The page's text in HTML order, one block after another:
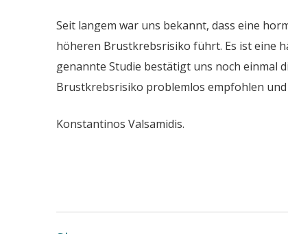
Seit langem war uns bekannt, dass eine
höheren Brustkrebsrisiko führt. Es ist eine
genannte Studie bestätigt uns noch einmal
Brustkrebsrisiko problemlos empfohlen
Konstantinos Valsamidis.